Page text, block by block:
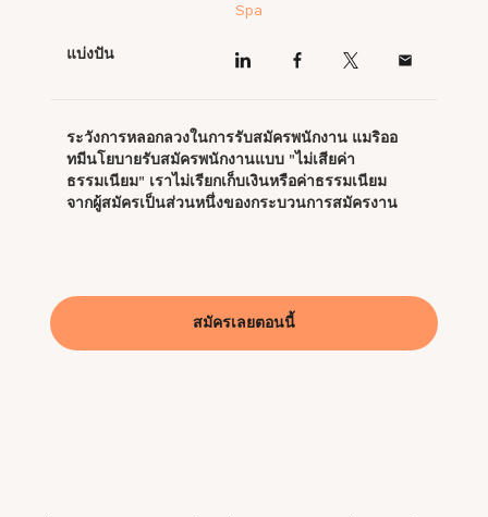
Spa
แบ่งปัน
ระวังการหลอกลวงในการรับสมัครพนักงาน แมริออ
ทมีนโยบายรับสมัครพนักงานแบบ "ไม่เสียค่า
ธรรมเนียม" เราไม่เรียกเก็บเงินหรือค่าธรรมเนียม
จากผู้สมัครเป็นส่วนหนึ่งของกระบวนการสมัครงาน
สมัครเลยตอนนี้